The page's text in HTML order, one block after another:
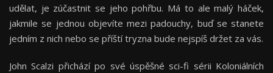
udělat, je zúčastnit se jeho pohřbu. Má to ale malý háček,
jakmile se jednou objevíte mezi padouchy, buď se stanete
jedním z nich nebo se příští tryzna bude nejspíš držet za vás.
John Scalzi přichází po své úspěšné sci-fi sérii Koloniálních